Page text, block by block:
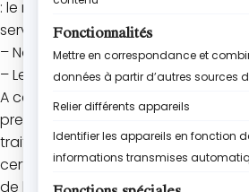
: le marketing, le service client, le
service comptabilité et les services
– Nos outils de gestion
– Les autorités compétentes en cas
A cet effet, veuillez noter que
prestataires habilités pour faciliter le
traitement de vos données
certain de nos partenaires
de l’Union Européenne et ont